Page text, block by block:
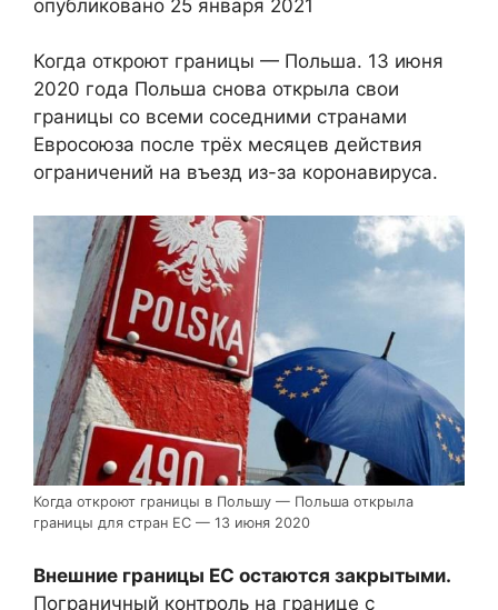
опубликовано 25 января 2021
Когда откроют границы — Польша. 13 июня
2020 года Польша снова открыла свои
границы со всеми соседними странами
Евросоюза после трёх месяцев действия
ограничений на въезд из-за коронавируса.
Когда откроют границы в Польшу — Польша открыла
границы для стран ЕС — 13 июня 2020
Внешние границы ЕС остаются закрытыми.
Пограничный контроль на границе с